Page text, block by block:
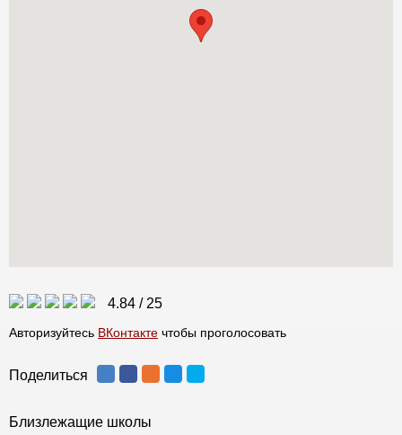
4.84 / 25
Авторизуйтесь ВКонтакте чтобы проголосовать
Поделиться
Близлежащие школы